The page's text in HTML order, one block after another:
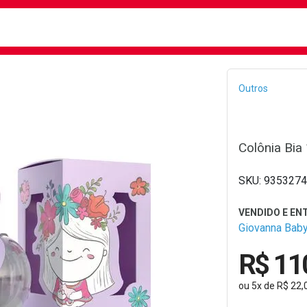
Outros
Colônia Bia
Giovanna
R$
ou 5xde R$